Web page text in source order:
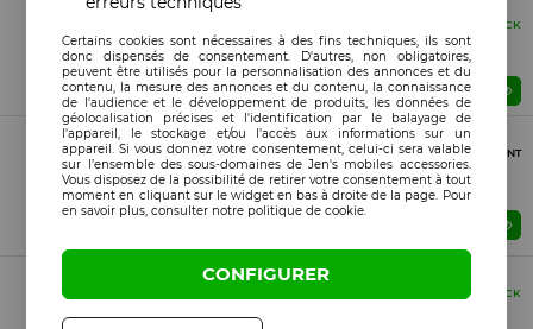
Sachet pour rayon
EN STOCK
Coque HYBRID FRAME MAG Samsung Galaxy A16 5G
(A166) - A16 4G (A165) orange
Prix : Veuillez vous connecter
Vrac (Bulk)
Compatible
PROCHAINEMENT
Housse-coque PERSONNALISÉE silicone Galaxy A16 5G
(A166) - A16 4G (A165) noir
Boite (Retail)
EN STOCK
Film verre trempé Samsung Galaxy A16 5G (A166) - A16
Certains cookies sont nécessaires à des fins techniques, ils sont
donc dispensés de consentement. D'autres, non obligatoires,
peuvent être utilisés pour la personnalisation des annonces et du
contenu, la mesure des annonces et du contenu, la connaissance
de l'audience et le développement de produits, les données de
géolocalisation précises et l'identification par le balayage de
l'appareil, le stockage et/ou l'accès aux informations sur un
appareil. Si vous donnez votre consentement, celui-ci sera valable
sur l’ensemble des sous-domaines de Jen's mobiles accessories.
Vous disposez de la possibilité de retirer votre consentement à tout
moment en cliquant sur le widget en bas à droite de la page. Pour
en savoir plus, consulter notre politique de cookie.
CONFIGURER